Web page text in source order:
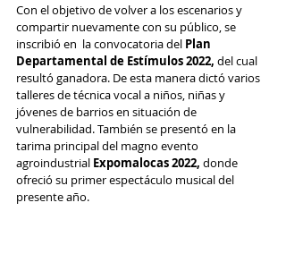
Con el objetivo de volver a los escenarios y
compartir nuevamente con su público, se
inscribió en  la convocatoria del Plan
Departamental de Estímulos 2022, del cual
resultó ganadora. De esta manera dictó varios
talleres de técnica vocal a niños, niñas y
jóvenes de barrios en situación de
vulnerabilidad. También se presentó en la
tarima principal del magno evento
agroindustrial Expomalocas 2022, donde
ofreció su primer espectáculo musical del
presente año.